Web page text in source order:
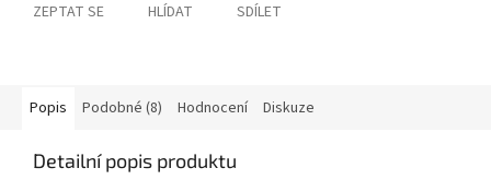
ZEPTAT SE HLÍDAT SDÍLET
Popis Podobné (8) Hodnocení Diskuze
Detailní popis produktu